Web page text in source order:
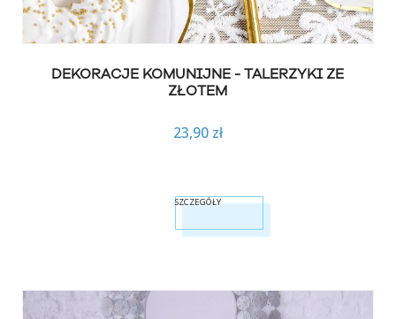
DEKORACJE KOMUNIJNE - TALERZYKI ZE
ZŁOTEM
23,90 zł
SZCZEGÓŁY